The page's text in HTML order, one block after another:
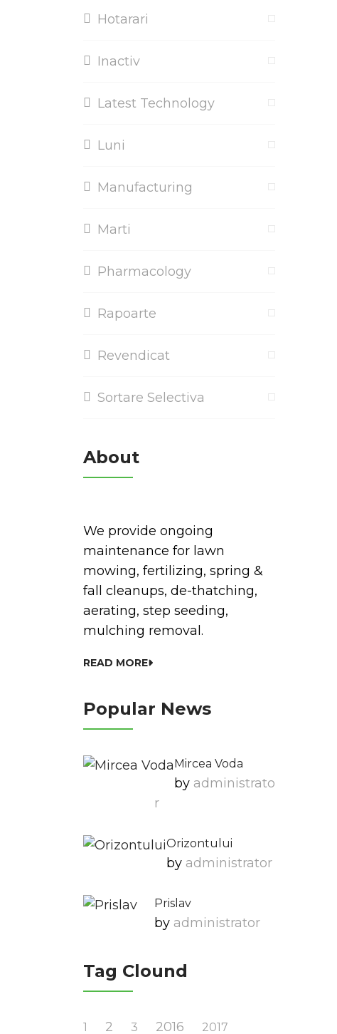
Hotarari
Inactiv
Latest Technology
Luni
Manufacturing
Marti
Pharmacology
Rapoarte
Revendicat
Sortare Selectiva
About
We provide ongoing
maintenance for lawn
mowing, fertilizing, spring &
fall cleanups, de-thatching,
aerating, step seeding,
mulching removal.
READ MORE
Popular News
Mircea Voda
by Administrato
R
Orizontului
by Administrator
Prislav
by Administrator
Tag Clound
1 2 3 2016 2017